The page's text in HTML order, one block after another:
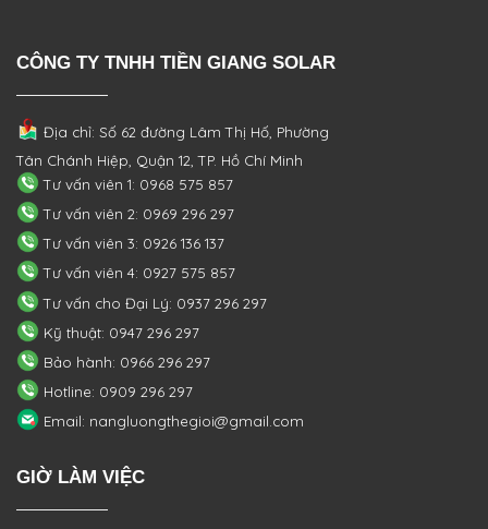
CÔNG TY TNHH TIỀN GIANG SOLAR
Địa chỉ: Số 62 đường Lâm Thị Hố, Phường
Tân Chánh Hiệp, Quận 12, TP. Hồ Chí Minh
Tư vấn viên 1: 0968 575 857
Tư vấn viên 2: 0969 296 297
Tư vấn viên 3: 0926 136 137
Tư vấn viên 4: 0927 575 857
Tư vấn cho Đại Lý: 0937 296 297
Kỹ thuật: 0947 296 297
Bảo hành: 0966 296 297
Hotline: 0909 296 297
Email: nangluongthegioi@gmail.com
GIỜ LÀM VIỆC